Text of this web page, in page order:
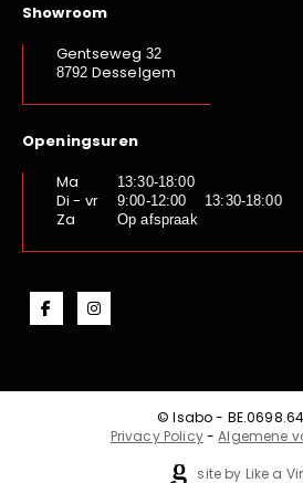
Showroom
Gentseweg 32
8792 Desselgem
Openingsuren
Ma
13:30-18:00
Di - vr 9:00-12:00 13:30-18:00
Za Op afspraak
© Isabo -
Privacy Policy-Algemene
site by Like a